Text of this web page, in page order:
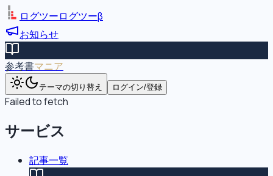
ログツーログツーβ
お知らせ
参考書マニア
テーマの切り替え ログイン/登録
Failed to fetch
サービス
記事一覧